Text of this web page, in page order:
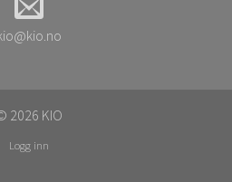
2026 KIO
Logg inn